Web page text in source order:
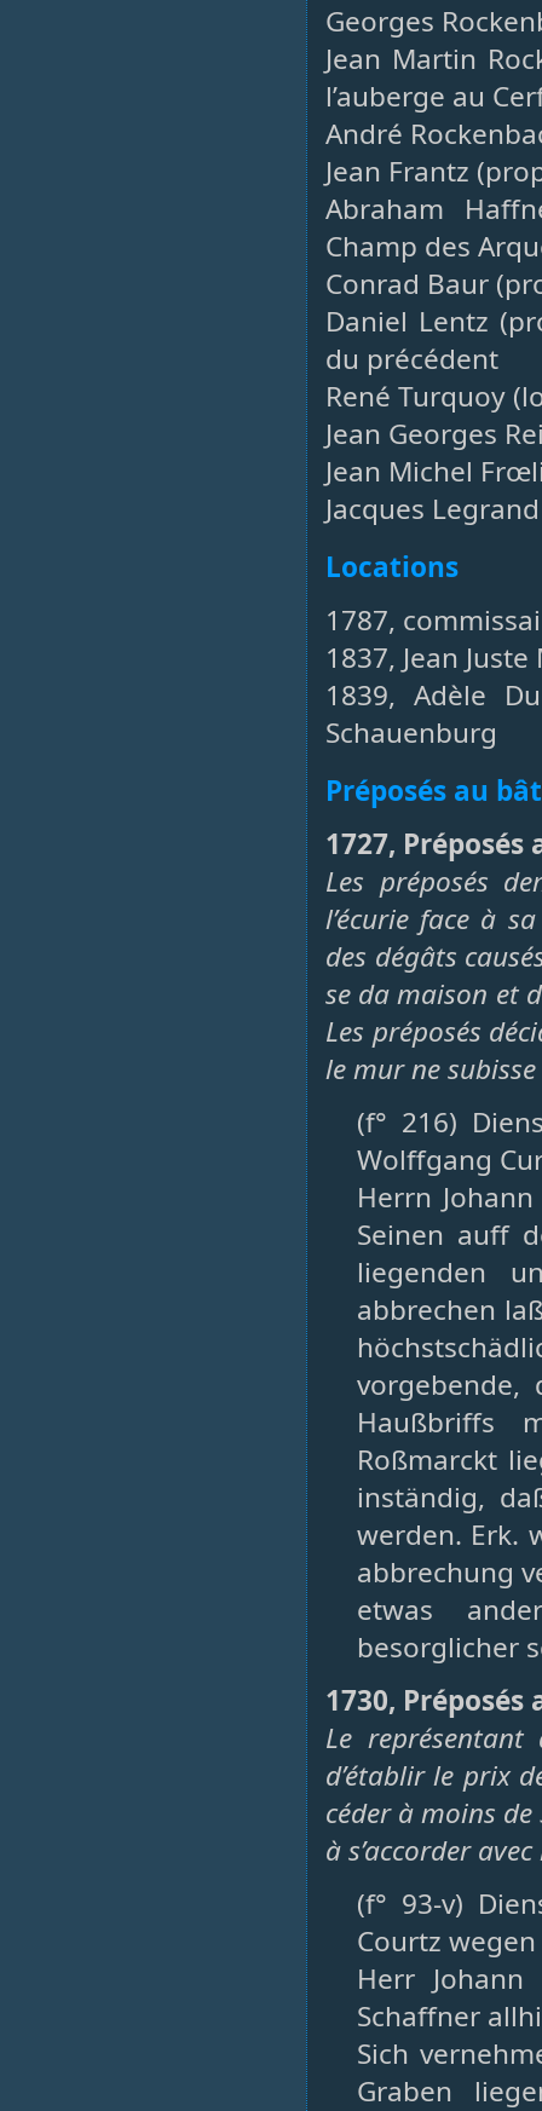
Georges
Jean Martin
l’auberge au
André
Jean Frantz
Abraham
Champ des
Conrad Baur
Daniel Lentz
du précédent
René Turquoy
Jean Georges
Jean Michel
Jacques
Locations
1787,
1837, Jean
1839, Adèle
Schauenburg
Préposés au
1727,
Les préposés
l’écurie face à
des dégâts
se da maison et
Les préposés
le mur ne
(f° 216)
Wolffgang
Herrn
Seinen auff
liegenden
abbrechen
vorgebende,
Haußbriffs
Roßmarckt
inständig,
werden. Erk.
abbrechung
etwas
besorglicher
1730,
Le
d’établir le prix
céder à moins
à s’accorder
(f° 93-v)
Courtz
Herr Johann
Schaffner
Sich
Graben